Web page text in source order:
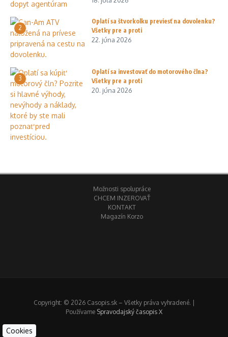
2
Oplatí sa štvorkolku previesť na dovolenku?
Všetky pre a proti
22. júna 2026
3
Oplatí sa investovať do motorového člna?
Všetky pre a proti
20. júna 2026
Možnosti spolupráce
CHCEM INZEROVAŤ
KONTAKT
Magazín Korzo
Copyright: © 2026 Casopis.sk – Všetky práva vyhradené. |
Používame Spravodajský časopis X
Cookies